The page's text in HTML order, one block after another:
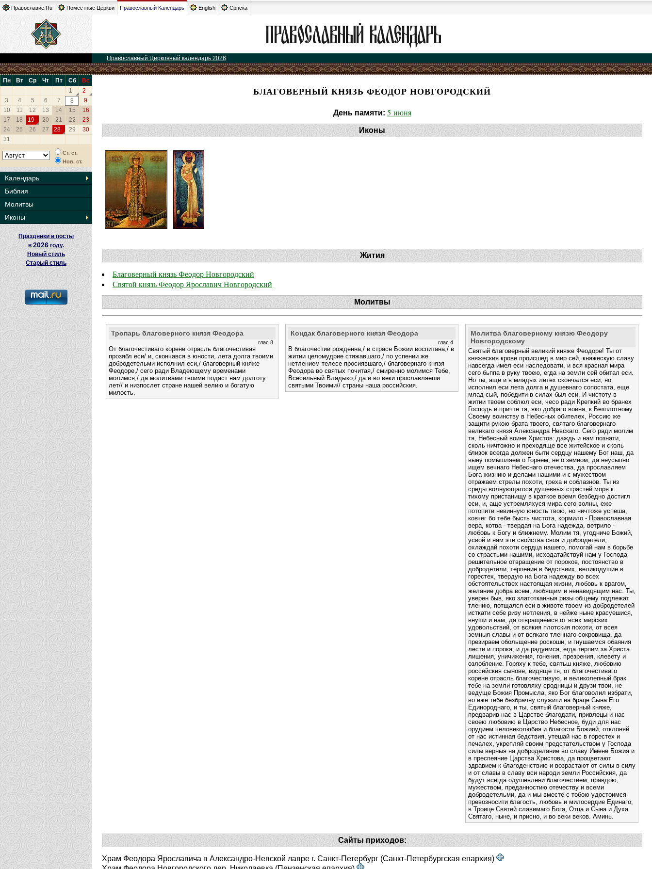
Православие.Ru Поместные Церкви Православный Календарь English Српска
Православный Церковный календарь 2026
Пн Вт Ср Чт Пт Сб
Вс
1
2
3
4 5 6 7 8
9
10
11 12 13 14 15
16
17
18 19 20 21 22
23
24
25 26 27 28 29
30
31
Ст. ст.
Нов. ст.
Календарь
Библия
Молитвы
Иконы
Праздники и посты
в2026 году.
Новый стиль
Старый стиль
БЛАГОВЕРНЫЙ КНЯЗЬ ФЕОДОР НОВГОРОДСКИЙ
День памяти: 5 июня
Иконы
Жития
Благоверный князь Феодор Новгородский
Святой князь Феодор Ярославич Новгородский
Молитвы
Тропарь благоверного князя Феодора
глас 8
От благочестиваго корене отрасль благочестивая
прозябл еси/ и, скончався в юности, лета долга твоими
добродетельми исполнил еси,/ благоверный княже
Феодоре,/ сего ради Владеющему временами
молимся,/ да молитвами твоими подаст нам долготу
лет// и низпослет стране нашей велию и богатую
милость.
Кондак благоверного князя Феодора
глас 4
В благочестии рожденна,/ в страсе Божии воспитана,/ в
житии целомудрие стяжавшаго,/ по успении же
нетлением телесе просиявшаго,/ благовернаго князя
Феодора во святых почитая,/ смиренно молимся Тебе,
Всесильный Владыко,/ да и во веки прославляеши
святыми Твоими// страны наша российския.
Молитва благоверному князю Феодору
Новгородскому
Святый благоверный великий княже Феодоре! Ты от
княжеския крове происшед в мир сей, княжескую славу
навсегда имел еси наследовати, и вся красная мира
сего бьппа в руку твоею, егда на земли сей обитал еси.
Но ты, аще и в младых летех скончался еси, но
исполнил еси лета долга и душевнаго сопостата, еще
млад сый, победити в силах был еси. И чистоту в
житии твоем соблюл еси, чесо ради Крепкий во бранех
Господь и причте тя, яко добраго воина, к Безплотному
Своему воинству в Небесных обителех, Россию же
защити рукою брата твоего, святаго благовернаго
великаго князя Александра Невскаго. Сего ради молим
тя, Небесный воине Христов: даждь и нам познати,
сколь ничтожно и преходяще все житейское и сколь
близок всегда должен быти сердцу нашему Бог наш, да
выну помышляем о Горнем, не о земном, да неусыпно
ищем вечнаго Небеснаго отечества, да прославляем
Бога жизнию и делами нашими и с мужеством
отражаем стрелы похоти, греха и соблазнов. Ты из
среды волнующагося душевных страстей моря к
тихому пристанищу в краткое время безбедно достигл
еси, и, аще устремляхуся мира сего волны, еже
потопити невинную юность твою, но ничтоже успеша,
ковчег бо тебе бысть чистота, кормило - Православная
вера, котва - твердая на Бога надежда, ветрило -
любовь к Богу и ближнему. Молим тя, угодниче Божий,
усвой и нам эти свойства своя и добродетели,
охлаждай похоти сердца нашего, помогай нам в борьбе
со страстьми нашими, исходатайствуй нам у Господа
решительное отвращение от пороков, постоянство в
добродетели, терпение в бедствиих, великодушие в
горестех, твердую на Бога надежду во всех
обстоятельствех настоящая жизни, любовь к врагом,
желание добра всем, любящим и ненавидящим нас. Ты,
уверен быв, яко златотканныя ризы общему подлежат
тлению, потщался еси в животе твоем из добродетелей
исткати себе ризу нетления, в нейже ныне красуешися,
внуши и нам, да отвращаемся от всех мирских
удовольствий, от всякия плотския похоти, от всея
земныя славы и от всякаго тленнаго сокровища, да
презираем обольщение роскоши, и гнушаемся обаяния
лести и порока, и да радуемся, егда терпим за Христа
лишения, уничижения, гонения, презрения, клевету и
озлобление. Горяху к тебе, святьш княже, любовию
российския сынове, видяще тя, от благочестиваго
корене отрасль благочестивую, и великолепный брак
тебе на земли готовляху сродницы и друзи твои, не
ведуще Божия Промысла, яко Бог благоволил избрати,
во еже тебе безбрачну служити на браце Сына Его
Единороднаго, и ты, святый благоверный княже,
предварив нас в Царстве благодати, привлецы и нас
своею любовию в Царство Небесное, буди для нас
орудием человеколюбия и благости Божией, отклоняй
от нас истинная бедствия, утешай нас в горестех и
печалех, укрепляй своим предстательством у Господа
силы верныя на доброделание во славу Имене Божия и
в преспеяние Царства Христова, да процветают
здравием к благоденствию и возрастают от силы в силу
и от славы в славу вси народи земли Российския, да
будут всегда одушевлени благочестием, правдою,
мужеством, преданностию отечеству и всеми
добродетельми, да и мы вместе с тобою удостоимся
превозносити благость, любовь и милосердие Единаго,
в Троице Святей славимаго Бога, Отца и Сына и Духа
Святаго, ныне, и присно, и во веки веков. Аминь.
Сайты приходов:
Храм Феодора Ярославича в Александро-Невской лавре г. Санкт-Петербург (Санкт-Петербургская епархия)